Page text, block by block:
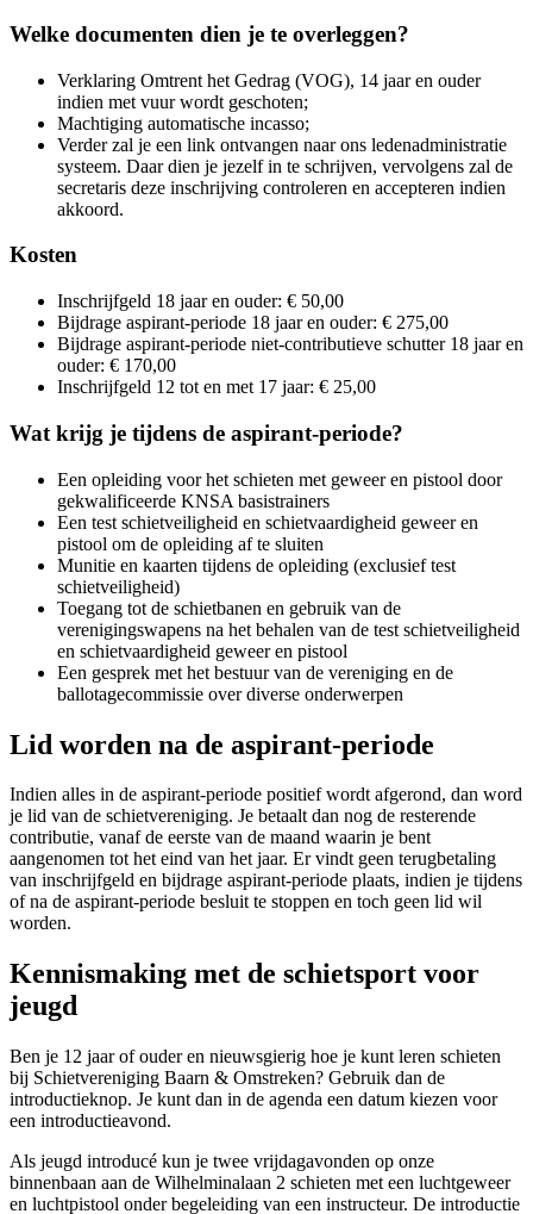
Welke documenten dien je te overleggen?
Verklaring Omtrent het Gedrag (VOG), 14 jaar en ouder
indien met vuur wordt geschoten;
Machtiging automatische incasso;
Verder zal je een link ontvangen naar ons ledenadministratie
systeem. Daar dien je jezelf in te schrijven, vervolgens zal de
secretaris deze inschrijving controleren en accepteren indien
akkoord.
Kosten
Inschrijfgeld 18 jaar en ouder: € 50,00
Bijdrage aspirant-periode 18 jaar en ouder: € 275,00
Bijdrage aspirant-periode niet-contributieve schutter 18 jaar en
ouder: € 170,00
Inschrijfgeld 12 tot en met 17 jaar: € 25,00
Wat krijg je tijdens de aspirant-periode?
Een opleiding voor het schieten met geweer en pistool door
gekwalificeerde KNSA basistrainers
Een test schietveiligheid en schietvaardigheid geweer en
pistool om de opleiding af te sluiten
Munitie en kaarten tijdens de opleiding (exclusief test
schietveiligheid)
Toegang tot de schietbanen en gebruik van de
verenigingswapens na het behalen van de test schietveiligheid
en schietvaardigheid geweer en pistool
Een gesprek met het bestuur van de vereniging en de
ballotagecommissie over diverse onderwerpen
Lid worden na de aspirant-periode
Indien alles in de aspirant-periode positief wordt afgerond, dan word
je lid van de schietvereniging. Je betaalt dan nog de resterende
contributie, vanaf de eerste van de maand waarin je bent
aangenomen tot het eind van het jaar. Er vindt geen terugbetaling
van inschrijfgeld en bijdrage aspirant-periode plaats, indien je tijdens
of na de aspirant-periode besluit te stoppen en toch geen lid wil
worden.
Kennismaking met de schietsport voor
jeugd
Ben je 12 jaar of ouder en nieuwsgierig hoe je kunt leren schieten
bij Schietvereniging Baarn & Omstreken? Gebruik dan de
introductieknop. Je kunt dan in de agenda een datum kiezen voor
een introductieavond.
Als jeugd introducé kun je twee vrijdagavonden op onze
binnenbaan aan de Wilhelminalaan 2 schieten met een luchtgeweer
en luchtpistool onder begeleiding van een instructeur. De introductie